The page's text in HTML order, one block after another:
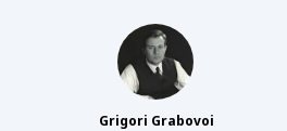
Grigori Grabovoi